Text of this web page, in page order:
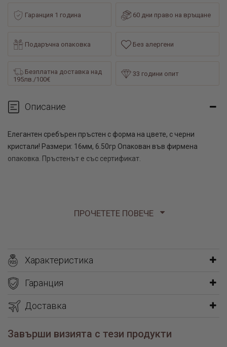
Гаранция 1 година 60 дни право на връщане
Подаръчна опаковка Без алергени
Безплатна доставка над
195лв./100€
33 години опит
Описание
Елегантен сребърен пръстен с форма на цвете, с черни
кристали! Размери: 16мм, 6.50гр Опакован във фирмена
опаковка. Пръстенът е със сертификат.
ПРОЧЕТЕТЕ ПОВЕЧЕ
Характеристика
Гаранция
Доставка
Завърши визията с тези продукти